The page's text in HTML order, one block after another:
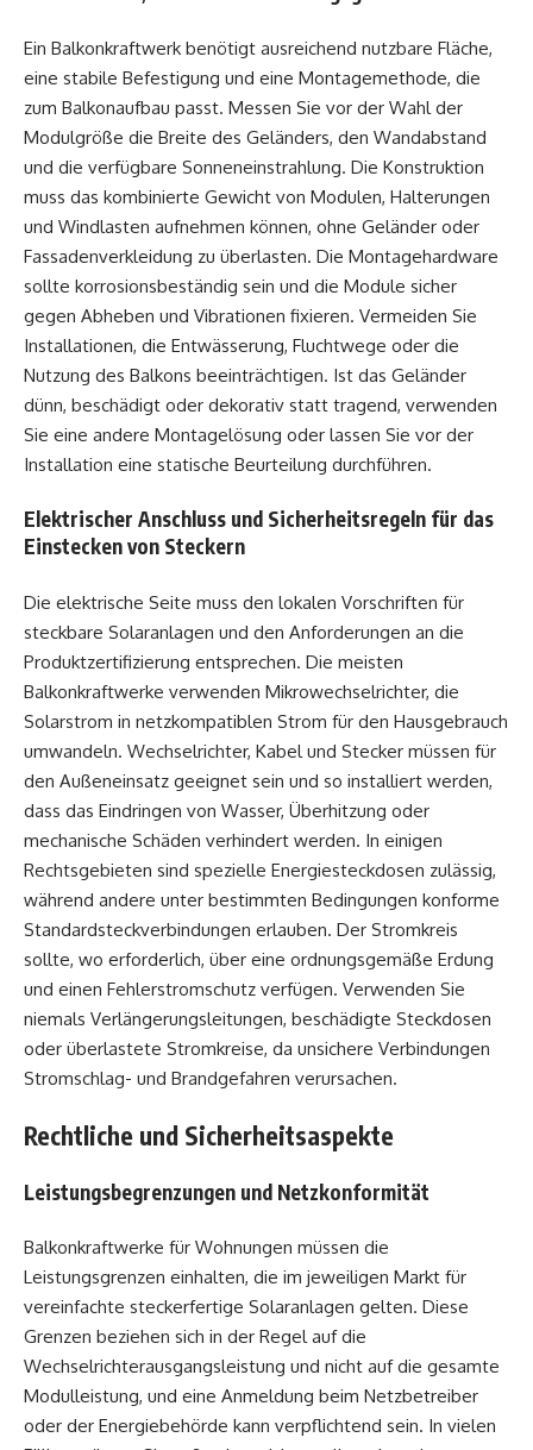
Ein Balkonkraftwerk benötigt ausreichend nutzbare Fläche,
eine stabile Befestigung und eine Montagemethode, die
zum Balkonaufbau passt. Messen Sie vor der Wahl der
Modulgröße die Breite des Geländers, den Wandabstand
und die verfügbare Sonneneinstrahlung. Die Konstruktion
muss das kombinierte Gewicht von Modulen, Halterungen
und Windlasten aufnehmen können, ohne Geländer oder
Fassadenverkleidung zu überlasten. Die Montagehardware
sollte korrosionsbeständig sein und die Module sicher
gegen Abheben und Vibrationen fixieren. Vermeiden Sie
Installationen, die Entwässerung, Fluchtwege oder die
Nutzung des Balkons beeinträchtigen. Ist das Geländer
dünn, beschädigt oder dekorativ statt tragend, verwenden
Sie eine andere Montagelösung oder lassen Sie vor der
Installation eine statische Beurteilung durchführen.
Elektrischer Anschluss und Sicherheitsregeln für das
Einstecken von Steckern
Die elektrische Seite muss den lokalen Vorschriften für
steckbare Solaranlagen und den Anforderungen an die
Produktzertifizierung entsprechen. Die meisten
Balkonkraftwerke verwenden Mikrowechselrichter, die
Solarstrom in netzkompatiblen Strom für den Hausgebrauch
umwandeln. Wechselrichter, Kabel und Stecker müssen für
den Außeneinsatz geeignet sein und so installiert werden,
dass das Eindringen von Wasser, Überhitzung oder
mechanische Schäden verhindert werden. In einigen
Rechtsgebieten sind spezielle Energiesteckdosen zulässig,
während andere unter bestimmten Bedingungen konforme
Standardsteckverbindungen erlauben. Der Stromkreis
sollte, wo erforderlich, über eine ordnungsgemäße Erdung
und einen Fehlerstromschutz verfügen. Verwenden Sie
niemals Verlängerungsleitungen, beschädigte Steckdosen
oder überlastete Stromkreise, da unsichere Verbindungen
Stromschlag- und Brandgefahren verursachen.
Rechtliche und Sicherheitsaspekte
Leistungsbegrenzungen und Netzkonformität
Balkonkraftwerke für Wohnungen müssen die
Leistungsgrenzen einhalten, die im jeweiligen Markt für
vereinfachte steckerfertige Solaranlagen gelten. Diese
Grenzen beziehen sich in der Regel auf die
Wechselrichterausgangsleistung und nicht auf die gesamte
Modulleistung, und eine Anmeldung beim Netzbetreiber
oder der Energiebehörde kann verpflichtend sein. In vielen